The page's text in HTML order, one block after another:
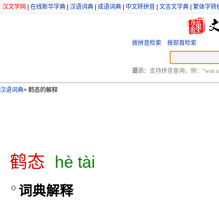
汉文学网 在线新华字典 汉语词典 成语词典 中文转拼音 文言文字典 繁体字转
按拼音检索 按部首检索
提示： 支持拼音查询，例：“wen
汉语词典> 鹤态的解释
鹤态 hè tài
词典解释